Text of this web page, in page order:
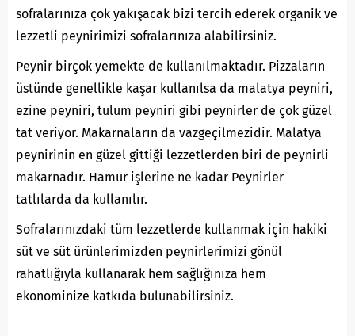
sofralarınıza çok yakışacak bizi tercih ederek organik ve
lezzetli peynirimizi sofralarınıza alabilirsiniz.
Peynir birçok yemekte de kullanılmaktadır. Pizzaların
üstünde genellikle kaşar kullanılsa da malatya peyniri,
ezine peyniri, tulum peyniri gibi peynirler de çok güzel
tat veriyor. Makarnaların da vazgeçilmezidir. Malatya
peynirinin en güzel gittiği lezzetlerden biri de peynirli
makarnadır. Hamur işlerine ne kadar Peynirler
tatlılarda da kullanılır.
Sofralarınızdaki tüm lezzetlerde kullanmak için hakiki
süt ve süt ürünlerimizden peynirlerimizi gönül
rahatlığıyla kullanarak hem sağlığınıza hem
ekonominize katkıda bulunabilirsiniz.